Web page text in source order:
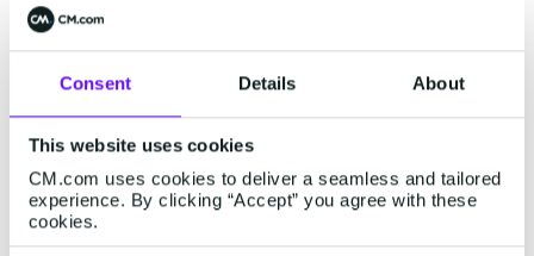
Consent Details About
This website uses cookies
CM.com uses cookies to deliver a seamless and tailored
experience. By clicking “Accept” you agree with these
cookies.
Pour répondre à ces enjeux, l’IA
solution. Grâce à la technologie développée par
CM.com, Vattenfall a intégré son chatbot Nina
sur plusieurs pages de son site internet et sur
son application. En parallèle, Conversational AI
Cloud fait office de base de connaissances
interne.